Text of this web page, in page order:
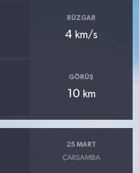
RÜZGAR
4 km/s
GÖRÜŞ
10 km
25 MART
ÇARŞAMBA